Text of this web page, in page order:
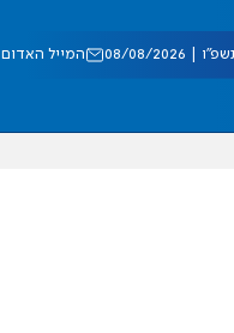
08/2026 המייל האדום